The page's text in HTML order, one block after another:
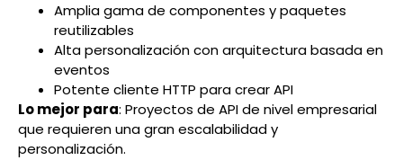
Amplia gama de componentes y paquetes
reutilizables
Alta personalización con arquitectura basada en
eventos
Potente cliente HTTP para crear API
Lo mejor para: Proyectos de API de nivel empresarial
que requieren una gran escalabilidad y
personalización.